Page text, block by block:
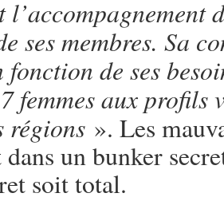
ses membres. Sa
fonction de ses
femmes aux profils
régions ». Les
un bunker
soit total.